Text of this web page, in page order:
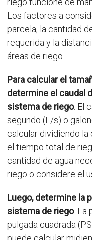
Los factores a
parcela, la cantidad
requerida y la
áreas de riego.
Para calcular el
determine el caudal
sistema de riego. El
segundo (L/s) o
calcular dividiendo la
el tiempo total de
cantidad de agua
riego o considere el
Luego, determine la
sistema de riego. La
pulgada cuadrada